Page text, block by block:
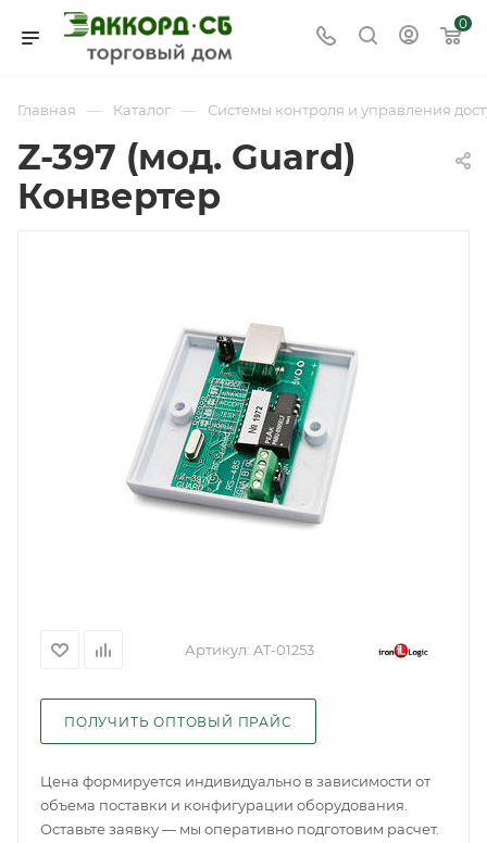
0
Главная — Каталог — Системы контроля и управления
Z-397 (мод. Guard)
Конвертер
Артикул: AT-01253
ПОЛУЧИТЬ ОПТОВЫЙ ПРАЙС
Цена формируется индивидуально в зависимости от
объема поставки и конфигурации оборудования.
Оставьте заявку — мы оперативно подготовим расчет.